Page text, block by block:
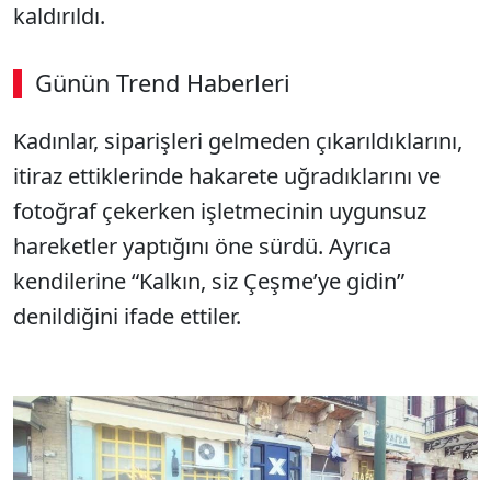
kaldırıldı.
Günün Trend Haberleri
00:02 / 08:15
Sesi Aç
Kadınlar, siparişleri gelmeden çıkarıldıklarını,
itiraz ettiklerinde hakarete uğradıklarını ve
fotoğraf çekerken işletmecinin uygunsuz
hareketler yaptığını öne sürdü. Ayrıca
kendilerine “Kalkın, siz Çeşme’ye gidin”
denildiğini ifade ettiler.